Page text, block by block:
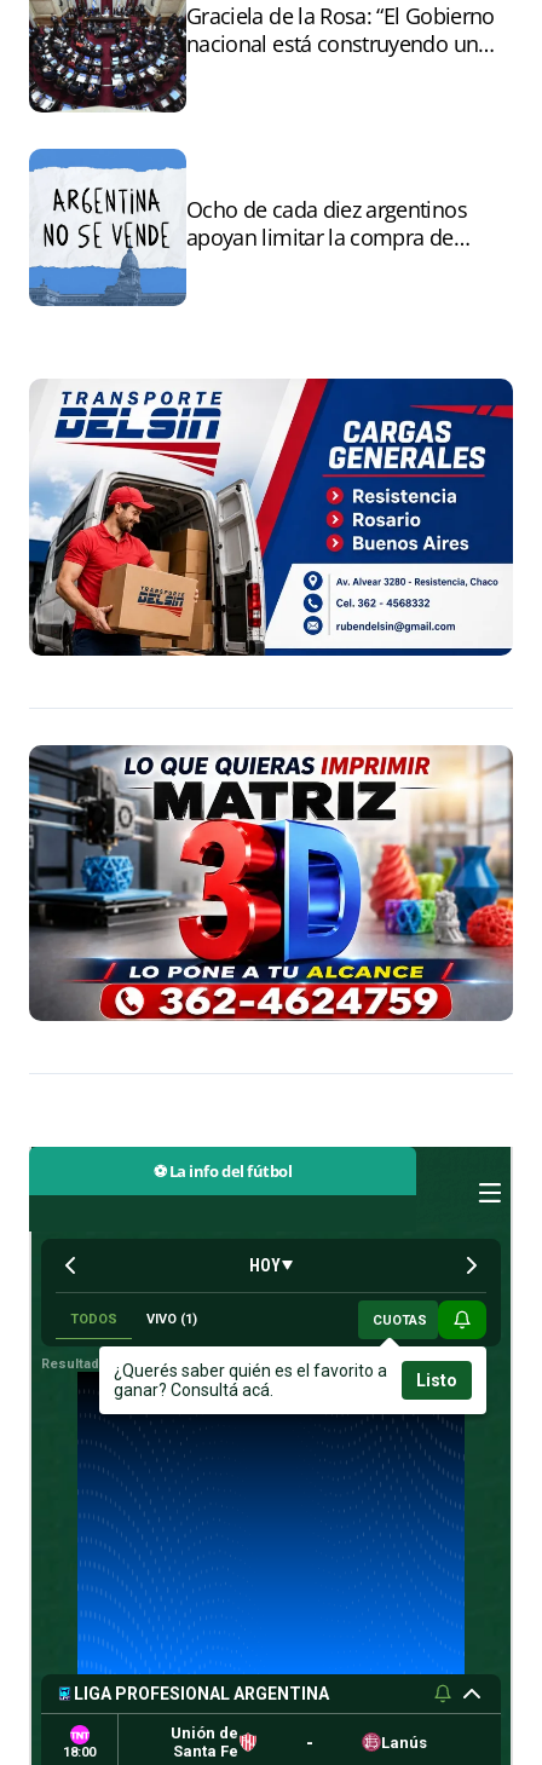
Graciela de la Rosa: “El Gobierno
nacional está construyendo un
Ocho de cada diez argentinos
apoyan limitar la compra de
⚽ La info del fútbol